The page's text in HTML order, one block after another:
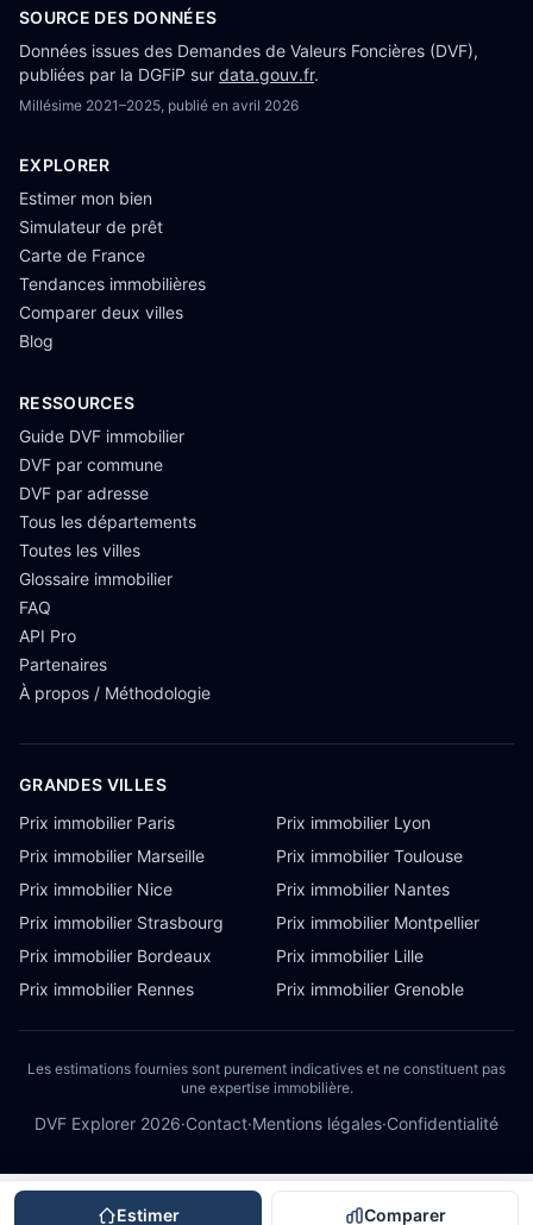
Estimer Comparer
SOURCE DES DONNÉES
Données issues des Demandes de Valeurs Foncières (DVF),
publiées par la DGFiP sur data.gouv.fr.
Millésime 2021–2025, publié en avril 2026
EXPLORER
Estimer mon bien
Simulateur de prêt
Carte de France
Tendances immobilières
Comparer deux villes
Blog
RESSOURCES
Guide DVF immobilier
DVF par commune
DVF par adresse
Tous les départements
Toutes les villes
Glossaire immobilier
FAQ
API Pro
Partenaires
À propos / Méthodologie
GRANDES VILLES
Prix immobilier Paris
Prix immobilier Lyon
Prix immobilier Marseille
Prix immobilier Toulouse
Prix immobilier Nice
Prix immobilier Nantes
Prix immobilier Strasbourg
Prix immobilier Montpellier
Prix immobilier Bordeaux
Prix immobilier Lille
Prix immobilier Rennes
Prix immobilier Grenoble
Les estimations fournies sont purement indicatives et ne constituent pas
une expertise immobilière.
DVF Explorer 2026·Contact·Mentions légales·Confidentialité